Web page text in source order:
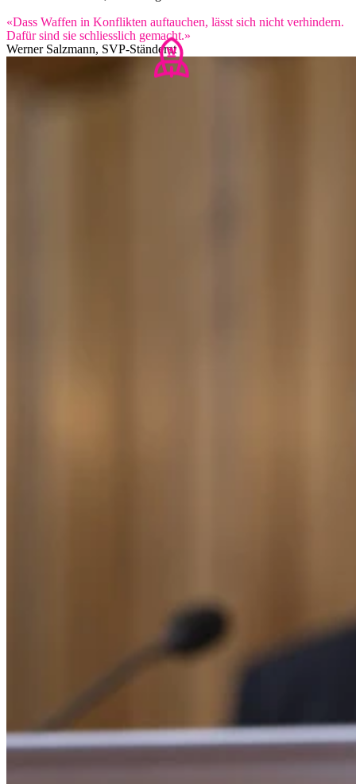
«Dass Waffen in Konflikten auftauchen, lässt sich nicht verhindern.
Dafür sind sie schliesslich gemacht.»
Werner Salzmann, SVP-Ständerat